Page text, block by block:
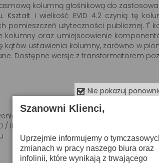
kolumną głośnikową do
Kształt i wielkość EVID 4.2 czynią tę
pomieszczeń użyteczności publicznej.
kolumny oraz umiejscowienie
kątów ustawienia kolumny, zarówno w
Dostępne wersje z transformatorem
529 IP 34)
Nie pokazuj
Szanowni Klienci,
Uprzejmie informujemy o
zmianach w pracy naszego biura oraz
infolinii, które wynikają z trwającego